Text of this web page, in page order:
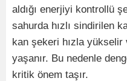
aldığı enerjiyi kontrollü
sahurda hızlı sindirilen
kan şekeri hızla yükselir
yaşanır. Bu nedenle
kritik önem taşır.